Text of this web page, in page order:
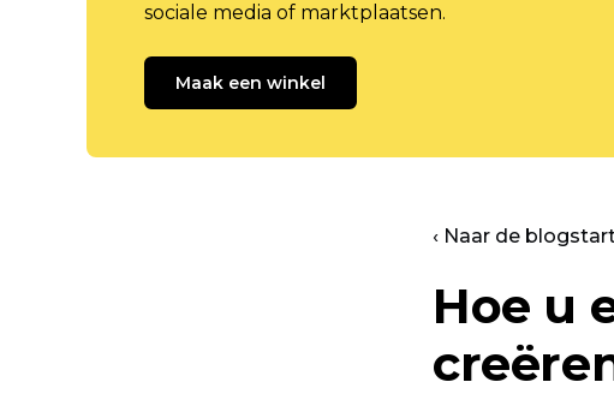
sociale media of marktplaatsen.
Maak een winkel
‹ Naar de
Hoe u